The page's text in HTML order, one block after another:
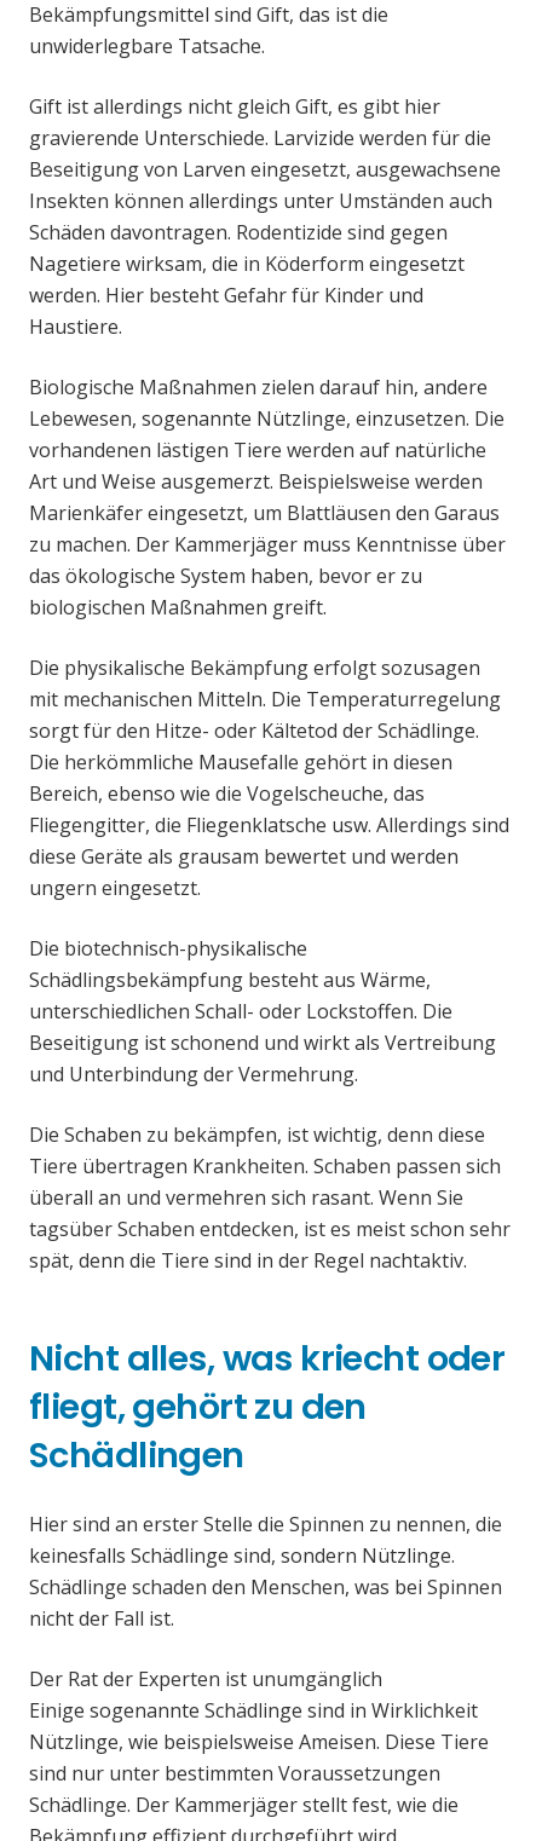
Bekämpfungsmittel sind Gift, das ist die
unwiderlegbare Tatsache.
Gift ist allerdings nicht gleich Gift, es gibt hier
gravierende Unterschiede. Larvizide werden für die
Beseitigung von Larven eingesetzt, ausgewachsene
Insekten können allerdings unter Umständen auch
Schäden davontragen. Rodentizide sind gegen
Nagetiere wirksam, die in Köderform eingesetzt
werden. Hier besteht Gefahr für Kinder und
Haustiere.
Biologische Maßnahmen zielen darauf hin, andere
Lebewesen, sogenannte Nützlinge, einzusetzen. Die
vorhandenen lästigen Tiere werden auf natürliche
Art und Weise ausgemerzt. Beispielsweise werden
Marienkäfer eingesetzt, um Blattläusen den Garaus
zu machen. Der Kammerjäger muss Kenntnisse über
das ökologische System haben, bevor er zu
biologischen Maßnahmen greift.
Die physikalische Bekämpfung erfolgt sozusagen
mit mechanischen Mitteln. Die Temperaturregelung
sorgt für den Hitze- oder Kältetod der Schädlinge.
Die herkömmliche Mausefalle gehört in diesen
Bereich, ebenso wie die Vogelscheuche, das
Fliegengitter, die Fliegenklatsche usw. Allerdings sind
diese Geräte als grausam bewertet und werden
ungern eingesetzt.
Die biotechnisch-physikalische
Schädlingsbekämpfung besteht aus Wärme,
unterschiedlichen Schall- oder Lockstoffen. Die
Beseitigung ist schonend und wirkt als Vertreibung
und Unterbindung der Vermehrung.
Die Schaben zu bekämpfen, ist wichtig, denn diese
Tiere übertragen Krankheiten. Schaben passen sich
überall an und vermehren sich rasant. Wenn Sie
tagsüber Schaben entdecken, ist es meist schon sehr
spät, denn die Tiere sind in der Regel nachtaktiv.
Nicht alles, was kriecht oder
fliegt, gehört zu den
Schädlingen
Hier sind an erster Stelle die Spinnen zu nennen, die
keinesfalls Schädlinge sind, sondern Nützlinge.
Schädlinge schaden den Menschen, was bei Spinnen
nicht der Fall ist.
Der Rat der Experten ist unumgänglich
Einige sogenannte Schädlinge sind in Wirklichkeit
Nützlinge, wie beispielsweise Ameisen. Diese Tiere
sind nur unter bestimmten Voraussetzungen
Schädlinge. Der Kammerjäger stellt fest, wie die